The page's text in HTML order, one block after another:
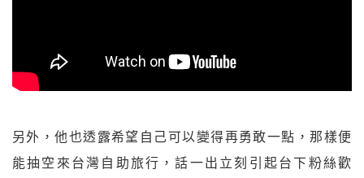
另外，他也透露希望自己可以變得再勇敢一點，那樣便
能抽空來台灣自助旅行，話一出立刻引起台下粉絲歡